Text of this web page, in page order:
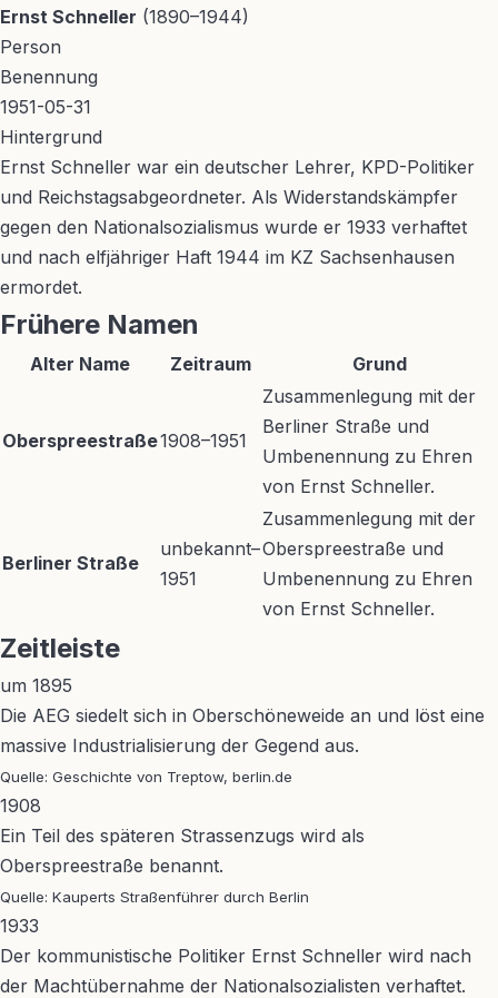
Ernst Schneller (1890–1944)
Person
Benennung
1951-05-31
Hintergrund
Ernst Schneller war ein deutscher Lehrer, KPD-Politiker
und Reichstagsabgeordneter. Als Widerstandskämpfer
gegen den Nationalsozialismus wurde er 1933 verhaftet
und nach elfjähriger Haft 1944 im KZ Sachsenhausen
ermordet.
Frühere Namen
Alter Name Zeitraum Grund
Oberspreestraße1908–1951
Zusammenlegung mit der
Berliner Straße und
Umbenennung zu Ehren
von Ernst Schneller.
Berliner Straße
unbekannt–
1951
Zusammenlegung mit der
Oberspreestraße und
Umbenennung zu Ehren
von Ernst Schneller.
Zeitleiste
um 1895
Die AEG siedelt sich in Oberschöneweide an und löst eine
massive Industrialisierung der Gegend aus.
Quelle: Geschichte von Treptow, berlin.de
1908
Ein Teil des späteren Strassenzugs wird als
Oberspreestraße benannt.
Quelle: Kauperts Straßenführer durch Berlin
1933
Der kommunistische Politiker Ernst Schneller wird nach
der Machtübernahme der Nationalsozialisten verhaftet.